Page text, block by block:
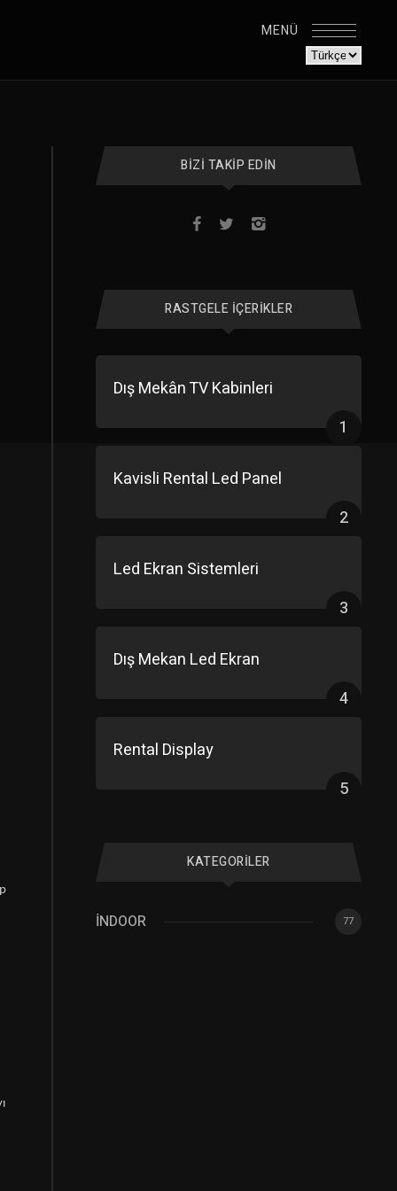
MENÜ
BIZI TAKIP EDIN
RASTGELE İÇERIKLER
Dış Mekân TV Kabinleri
1
Kavisli Rental Led Panel
2
Led Ekran Sistemleri
3
Dış Mekan Led Ekran
4
Rental Display
5
KATEGORILER
İNDOOR 77